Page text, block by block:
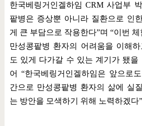
한국베링거인겔하임CRM사업부
팥병은 증상뿐 아니라 질환으로 인
게 큰 부담으로 작용한다”며“이번 체
만성콩팥병 환자의 어려움을 이해하
도 있게 다가갈 수 있는 계기가 됐을
어 “한국베링거인겔하임은 앞으로
간으로 만성콩팥병 환자의 삶에 실
는 방안을 모색하기 위해 노력하겠다”